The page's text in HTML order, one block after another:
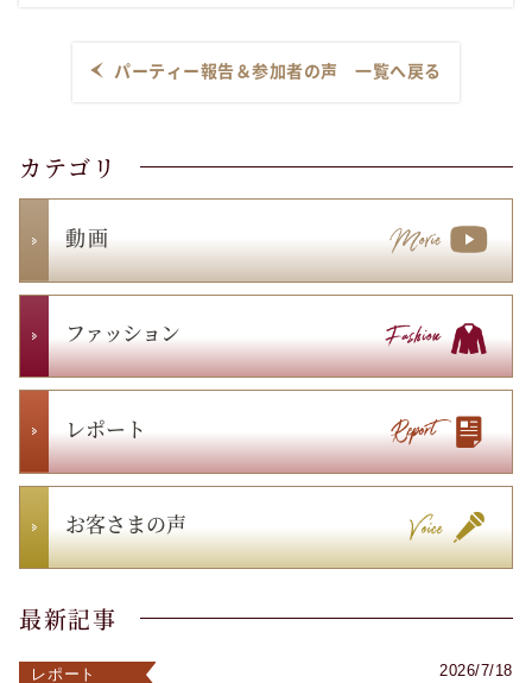
パーティー報告＆参加者の声 一覧へ戻る
カテゴリ
動 画
ファッション
レポート
お客さまの声
最新記事
2026/7/18
レポート